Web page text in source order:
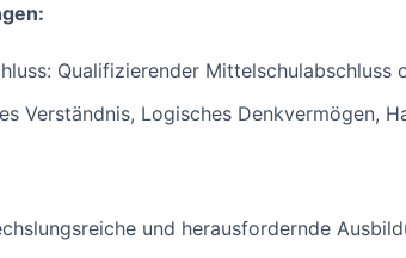
Qualifizierender Mittelschulabschluss
Verständnis, Logisches Denkvermögen,
und herausfordernde